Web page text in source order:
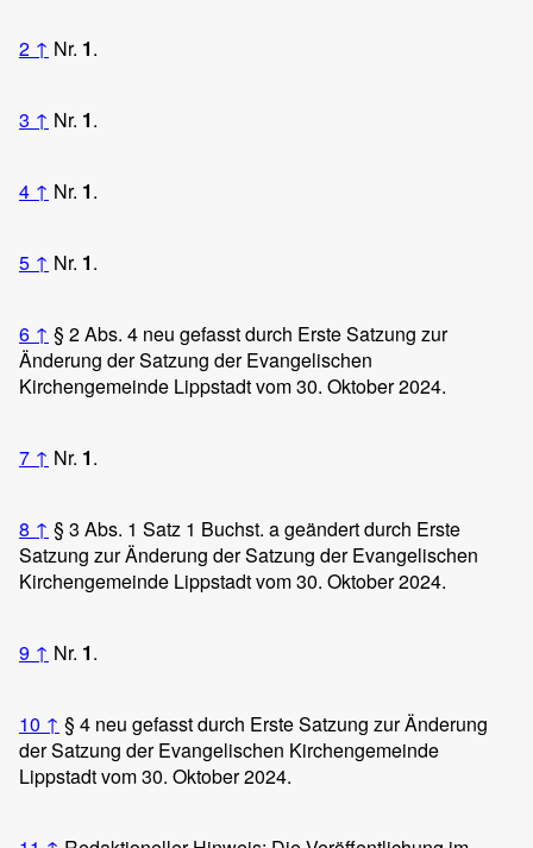
2 ↑ Nr. 1.
3 ↑ Nr. 1.
4 ↑ Nr. 1.
5 ↑ Nr. 1.
6 ↑ § 2 Abs. 4 neu gefasst durch Erste Satzung zur
Änderung der Satzung der Evangelischen
Kirchengemeinde Lippstadt vom 30. Oktober 2024.
7 ↑ Nr. 1.
8 ↑ § 3 Abs. 1 Satz 1 Buchst. a geändert durch Erste
Satzung zur Änderung der Satzung der Evangelischen
Kirchengemeinde Lippstadt vom 30. Oktober 2024.
9 ↑ Nr. 1.
10 ↑ § 4 neu gefasst durch Erste Satzung zur Änderung
der Satzung der Evangelischen Kirchengemeinde
Lippstadt vom 30. Oktober 2024.